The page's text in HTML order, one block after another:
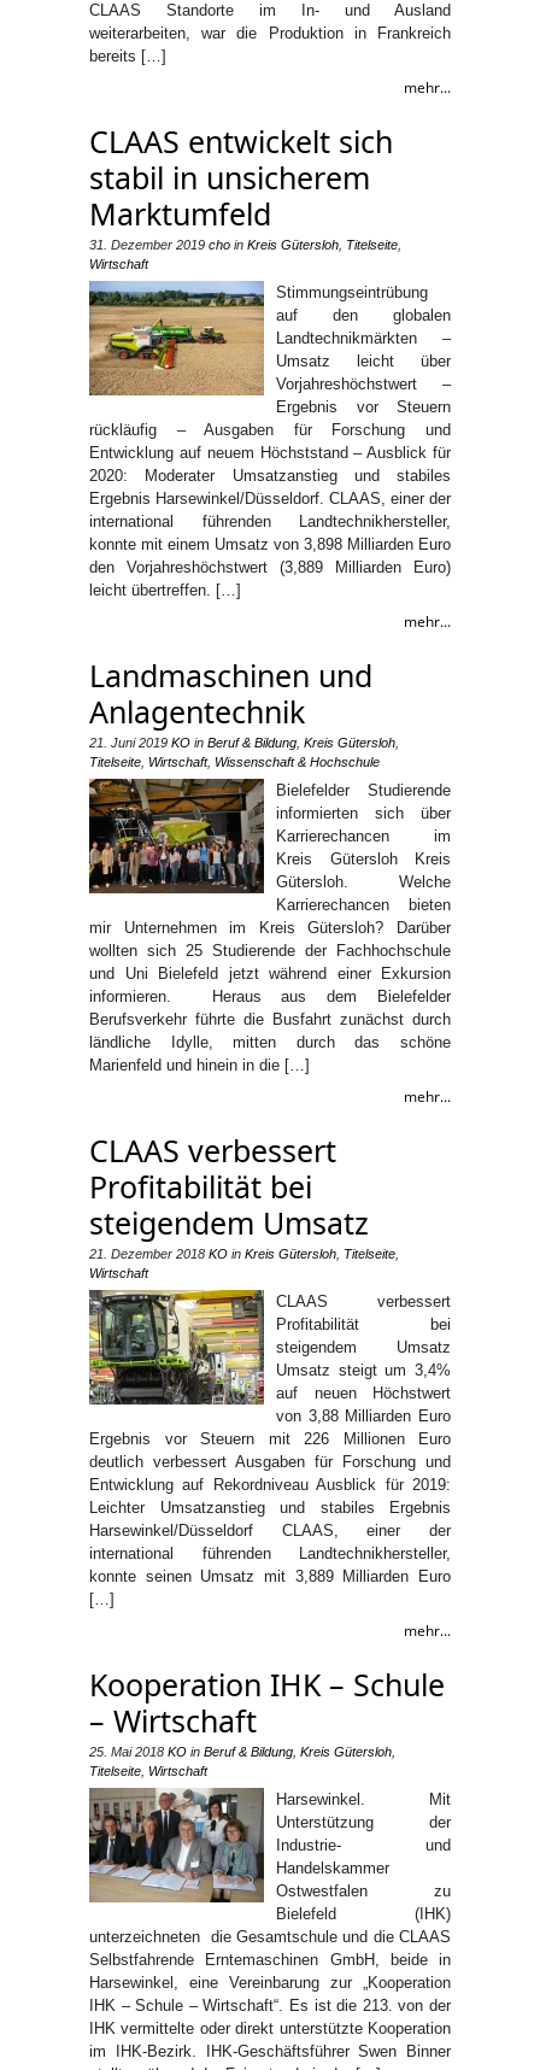
CLAAS Standorte im In- und Ausland
weiterarbeiten, war die Produktion in Frankreich
bereits […]
mehr...
CLAAS entwickelt sich
stabil in unsicherem
Marktumfeld
31. Dezember 2019 cho in Kreis Gütersloh Titelseite
Wirtschaft
Stimmungseintrübung
auf den globalen
Landtechnikmärkten –
Umsatz leicht über
Vorjahreshöchstwert –
Ergebnis vor Steuern
rückläufig – Ausgaben für Forschung und
Entwicklung auf neuem Höchststand – Ausblick für
2020: Moderater Umsatzanstieg und stabiles
Ergebnis Harsewinkel/Düsseldorf. CLAAS, einer der
international führenden Landtechnikhersteller,
konnte mit einem Umsatz von 3,898 Milliarden Euro
den Vorjahreshöchstwert (3,889 Milliarden Euro)
leicht übertreffen. […]
mehr...
Landmaschinen und
Anlagentechnik
21. Juni 2019 KO in Beruf & Bildung Kreis Gütersloh
Titelseite Wirtschaft, Wissenschaft & Hochschule
Bielefelder Studierende
informierten sich über
Karrierechancen im
Kreis Gütersloh Kreis
Gütersloh. Welche
Karrierechancen bieten
mir Unternehmen im Kreis Gütersloh? Darüber
wollten sich 25 Studierende der Fachhochschule
und Uni Bielefeld jetzt während einer Exkursion
informieren. Heraus aus dem Bielefelder
Berufsverkehr führte die Busfahrt zunächst durch
ländliche Idylle, mitten durch das schöne
Marienfeld und hinein in die […]
mehr...
CLAAS verbessert
Profitabilität bei
steigendem Umsatz
21. Dezember 2018 KO in Kreis Gütersloh Titelseite
Wirtschaft
CLAAS verbessert
Profitabilität bei
steigendem Umsatz
Umsatz steigt um 3,4%
auf neuen Höchstwert
von 3,88 Milliarden Euro
Ergebnis vor Steuern mit 226 Millionen Euro
deutlich verbessert Ausgaben für Forschung und
Entwicklung auf Rekordniveau Ausblick für 2019:
Leichter Umsatzanstieg und stabiles Ergebnis
Harsewinkel/Düsseldorf CLAAS, einer der
international führenden Landtechnikhersteller,
konnte seinen Umsatz mit 3,889 Milliarden Euro
[…]
mehr...
Kooperation IHK – Schule
– Wirtschaft
25. Mai 2018 KO in Beruf & Bildung Kreis Gütersloh
Titelseite Wirtschaft
Harsewinkel. Mit
Unterstützung der
Industrie- und
Handelskammer
Ostwestfalen zu
Bielefeld (IHK)
unterzeichneten die Gesamtschule und die CLAAS
Selbstfahrende Erntemaschinen GmbH, beide in
Harsewinkel, eine Vereinbarung zur „Kooperation
IHK – Schule – Wirtschaft“. Es ist die 213. von der
IHK vermittelte oder direkt unterstützte Kooperation
im IHK-Bezirk. IHK-Geschäftsführer Swen Binner